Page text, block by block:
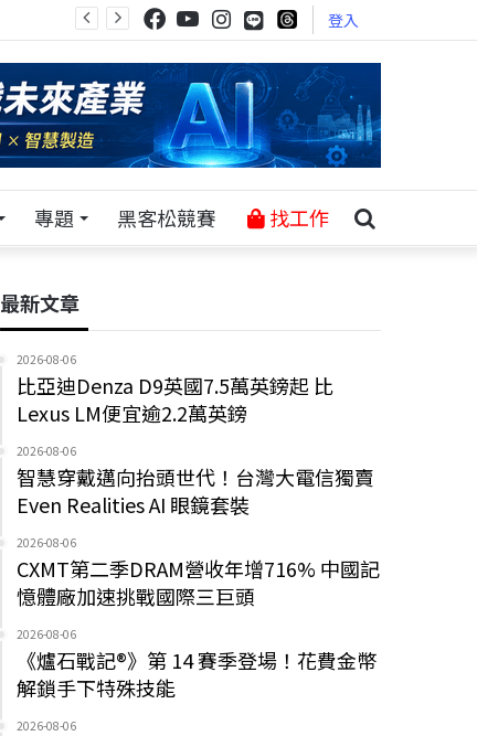
登入
專題 黑客松競賽 找工作
最新文章
2026-08-06
比亞迪Denza D9英國7.5萬英鎊起 比
Lexus LM便宜逾2.2萬英鎊
2026-08-06
智慧穿戴邁向抬頭世代！台灣大電信獨賣
Even Realities AI 眼鏡套裝
2026-08-06
CXMT第二季DRAM營收年增716% 中國記
憶體廠加速挑戰國際三巨頭
2026-08-06
《爐石戰記®》第 14 賽季登場！花費金幣
解鎖手下特殊技能
2026-08-06